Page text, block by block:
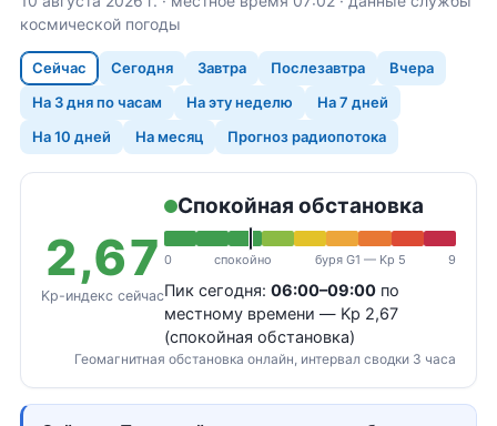
космической погоды
Сейчас Сегодня Завтра Послезавтра
Вчера
На 3 дня по часам
На эту неделю
На 7 дней
На 10 дней
На месяц Прогноз радиопотока
2,67
Kp-индекс сейчас
Спокойная обстановка
0 спокойно буря G1 — Kp 5 9
Пик сегодня: 06:00–09:00 по
местному времени — Kp 2,67
(спокойная обстановка)
Геомагнитная обстановка онлайн, интервал сводки 3 часа